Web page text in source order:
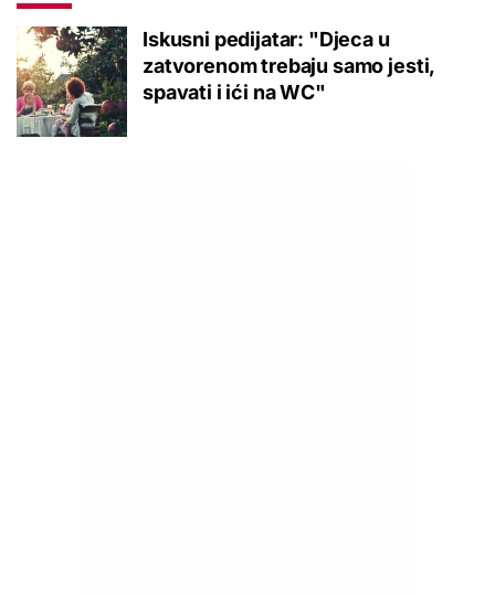
Iskusni pedijatar: "Djeca u
zatvorenom trebaju samo jesti,
spavati i ići na WC"